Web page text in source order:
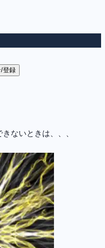
/登録
ないときは、、、